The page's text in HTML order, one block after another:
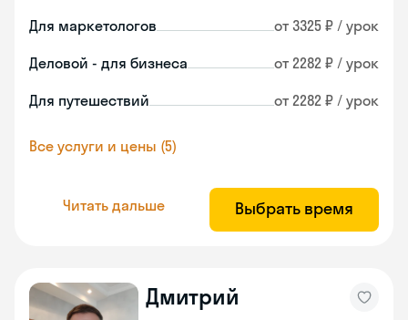
Для маркетологов от 3325 ₽ / урок
Деловой - для бизнеса от 2282 ₽ / урок
Для путешествий от 2282 ₽ / урок
Все услуги и цены (5)
Читать дальше Выбрать время
Дмитрий